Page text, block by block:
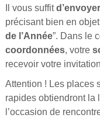
Il vous suffit
précisant bien en objet
de l’Année”. Dans le
coordonnées, votre
recevoir votre
Attention ! Les places
rapides obtiendront la
l’occasion de